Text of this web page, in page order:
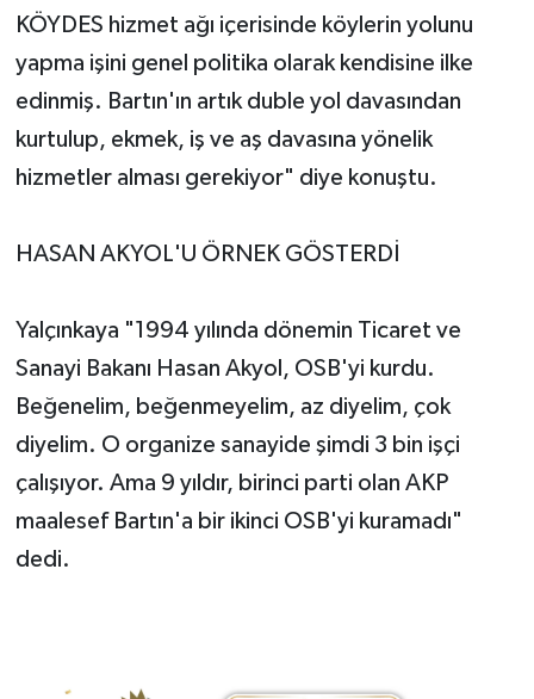
KÖYDES hizmet ağı içerisinde köylerin yolunu
yapma işini genel politika olarak kendisine ilke
edinmiş. Bartın'ın artık duble yol davasından
kurtulup, ekmek, iş ve aş davasına yönelik
hizmetler alması gerekiyor" diye konuştu.
HASAN AKYOL'U ÖRNEK GÖSTERDİ
Yalçınkaya "1994 yılında dönemin Ticaret ve
Sanayi Bakanı Hasan Akyol, OSB'yi kurdu.
Beğenelim, beğenmeyelim, az diyelim, çok
diyelim. O organize sanayide şimdi 3 bin işçi
çalışıyor. Ama 9 yıldır, birinci parti olan AKP
maalesef Bartın'a bir ikinci OSB'yi kuramadı"
dedi.